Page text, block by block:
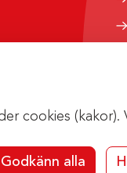
cookies (kakor).
Godkänn alla